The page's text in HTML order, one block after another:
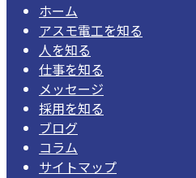
ホーム
アスモ電工を知る
人を知る
仕事を知る
メッセージ
採用を知る
ブログ
コラム
サイトマップ